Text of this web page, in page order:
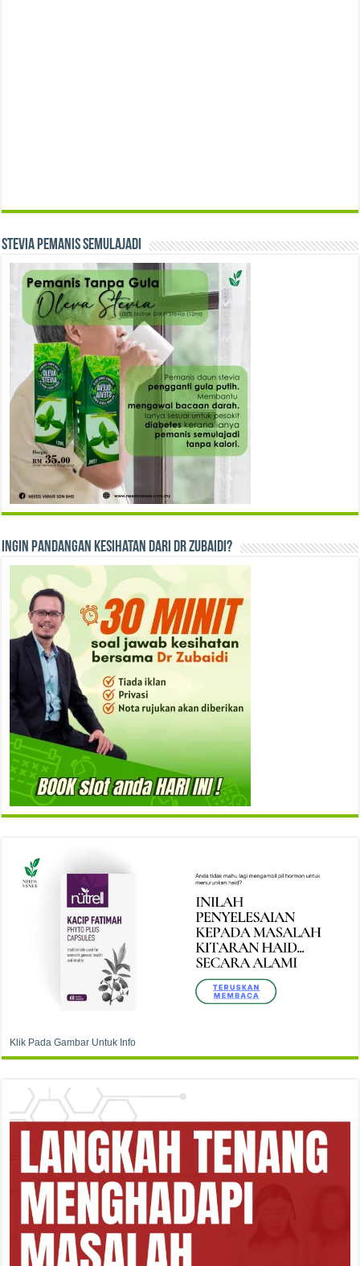
Stevia Pemanis Semulajadi
Ingin Pandangan Kesihatan dari Dr Zubaidi?
Klik Pada Gambar Untuk Info